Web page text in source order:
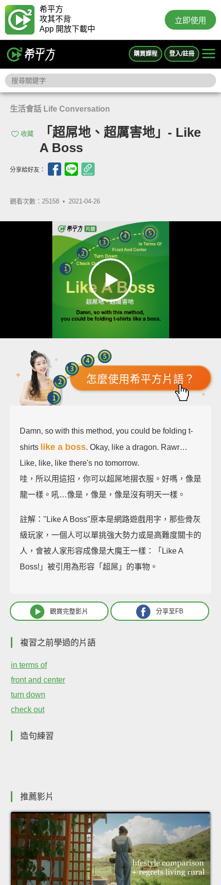
希平方
攻其不背
App 開放下載中
立即使用
購買課程 登入/註冊
生活會話 Life Conversation
收藏
「超屌地、超厲害地」- Like
A Boss
分享給好友：
觀看次數：25158 • 2021-04-26
怎麼使用希平方片語？
Damn, so with this method, you could be folding t-
shirts like a boss. Okay, like a dragon. Rawr…
Like, like, like there's no tomorrow.
哇，所以用這招，你可以超屌地摺衣服。好嗎，像是
龍一樣。吼…像是，像是，像是沒有明天一樣。
註解："Like A Boss"原本是網路遊戲用字，那些骨灰
級玩家，一個人可以單挑強大勢力或是高難度關卡的
人，會被人家形容成像是大魔王一樣：「Like A
Boss!」被引用為形容「超屌」的事物。
觀賞完整影片 分享至FB
複習之前學過的片語
in terms of
front and center
turn down
check out
造句練習
推薦影片